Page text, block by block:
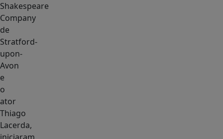
Shakespeare
Company
de
Stratford-
upon-
Avon
e
o
ator
Thiago
Lacerda,